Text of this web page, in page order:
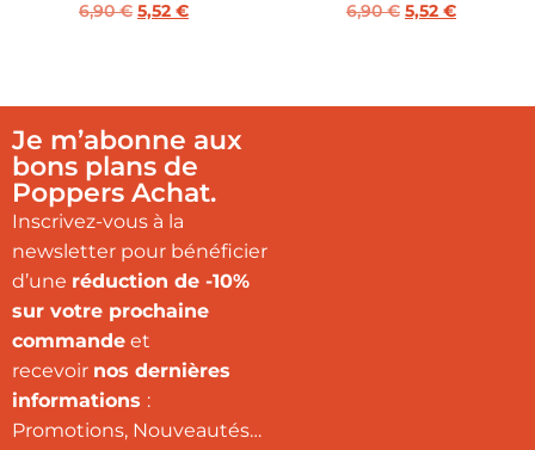
6,90€ 5,52 € 6,90€ 5,52 €
Je m’abonne aux
bons plans de
Poppers Achat.
Inscrivez-vous à la
newsletter pour bénéficier
d’une réduction de -10%
sur votre prochaine
commande et
recevoir nos dernières
informations :
Promotions, Nouveautés…